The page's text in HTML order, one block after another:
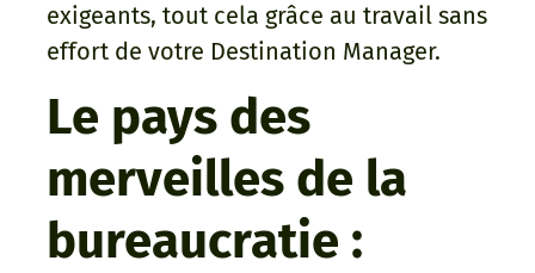
exigeants, tout cela grâce au travail sans
effort de votre Destination Manager.
Le pays des
merveilles de la
bureaucratie :